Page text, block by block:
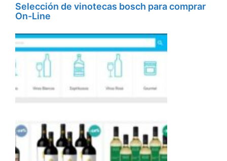
Selección de vinotecas bosch para comprar
On-Line